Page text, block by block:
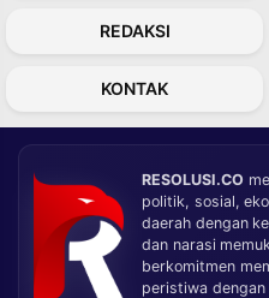
REDAKSI
KONTAK
RESOLUSI.CO
politik, sosial,
daerah dengan
dan narasi
berkomitmen
peristiwa